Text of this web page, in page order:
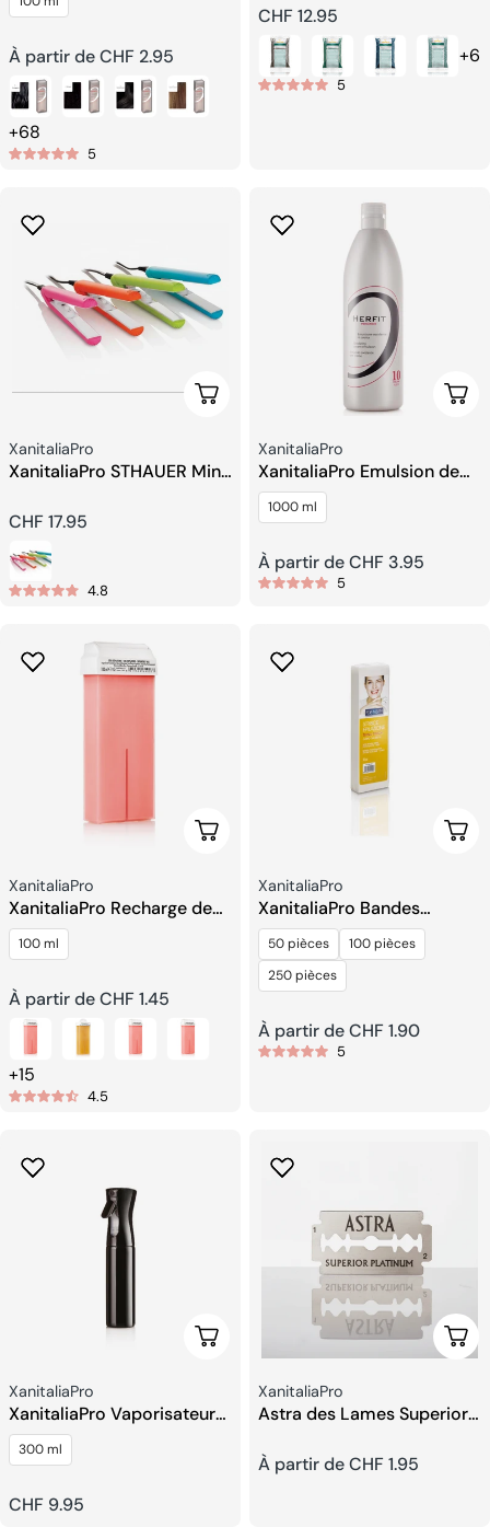
Prix
habituel
À partir de CHF 2.95
+68
5
Brésilien
Prix
habituel
CHF 12.95
+6
5
Ajouter Au Panier
Fournisseur:
XanitaliaPro
XanitaliaPro STHAUER Mini
Prix
habituel
CHF 17.95
4.8
Fournisseur:
XanitaliaPro
XanitaliaPro Emulsion de
Crème Oxydante
1000 ml
Prix
À partir de CHF 3.95
5
Choisissez Les Options
Fournisseur:
XanitaliaPro
XanitaliaPro Recharge de
Cire Roll-on
100 ml
Prix
habituel
À partir de CHF 1.45
+15
4.5
Fournisseur:
XanitaliaPro
XanitaliaPro Bandes
Dépilatoires en Tissu Non
Tissé
50 pièces
100 pièces
250 pièces
Prix
À partir de CHF 1.90
5
Ajouter Au Panier
Fournisseur:
XanitaliaPro
XanitaliaPro Vaporisateur
300 ml
300 ml
Prix
CHF 9.95
Fournisseur:
XanitaliaPro
Astra des Lames Superior
Prix
À partir de CHF 1.95